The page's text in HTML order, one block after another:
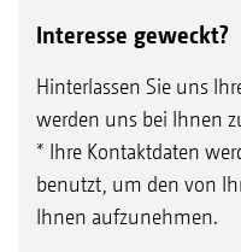
Interesse geweckt?
Hinterlassen Sie uns
werden uns bei Ihnen
* Ihre Kontaktdaten
benutzt, um den von
Ihnen aufzunehmen.